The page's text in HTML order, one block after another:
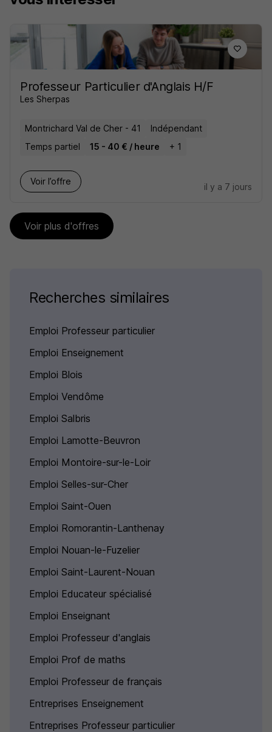
Professeur Particulier d'Anglais H/F
Les Sherpas
Montrichard Val de Cher - 41
Indépendant
Temps partiel
15 - 40 € / heure + 1
Voir l’offre
il y a 7 jours
Voir plus d'offres
Recherches similaires
Emploi Professeur particulier
Emploi Enseignement
Emploi Blois
Emploi Vendôme
Emploi Salbris
Emploi Lamotte-Beuvron
Emploi Montoire-sur-le-Loir
Emploi Selles-sur-Cher
Emploi Saint-Ouen
Emploi Romorantin-Lanthenay
Emploi Nouan-le-Fuzelier
Emploi Saint-Laurent-Nouan
Emploi Educateur spécialisé
Emploi Enseignant
Emploi Professeur d'anglais
Emploi Prof de maths
Emploi Professeur de français
Entreprises Enseignement
Entreprises Professeur particulier